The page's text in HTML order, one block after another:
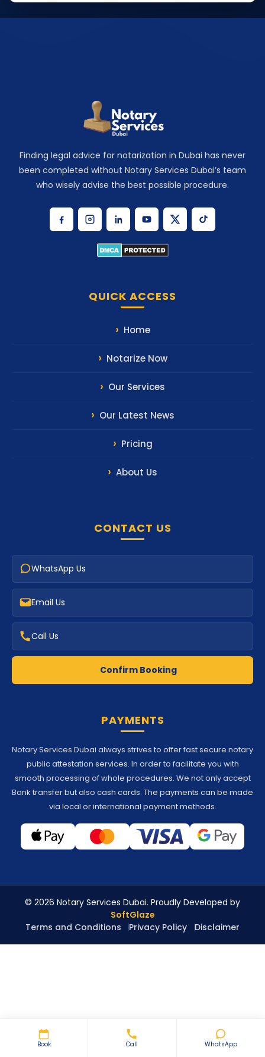
Book Call WhatsApp
Finding legal advice for notarization in Dubai has never
been completed without Notary Services Dubai’s team
who wisely advise the best possible procedure.
QUICK ACCESS
Home
Notarize Now
Our Services
Our Latest News
Pricing
About Us
CONTACT US
WhatsApp Us
Email Us
Call Us
Confirm Booking
PAYMENTS
Notary Services Dubai always strives to offer fast secure notary
public attestation services. In order to facilitate you with
smooth processing of whole procedures. We not only accept
Bank transfer but also cash cards. The payments can be made
via local or international payment methods.
© 2026 Notary Services Dubai. Proudly Developed by
SoftGlaze
Terms and Conditions
Privacy Policy Disclaimer